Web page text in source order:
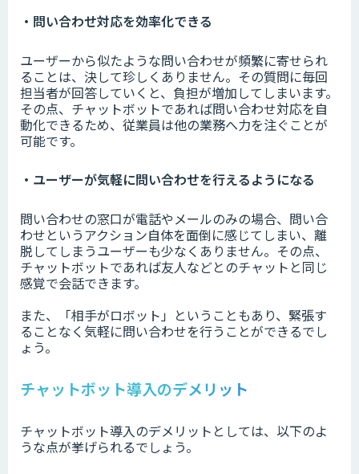
・問い合わせ対応を効率化できる
ユーザーから似たような問い合わせが頻繁に寄せられ
ることは、決して珍しくありません。その質問に毎回
担当者が回答していくと、負担が増加してしまいます。
その点、チャットボットであれば問い合わせ対応を自
動化できるため、従業員は他の業務へ力を注ぐことが
可能です。
・ユーザーが気軽に問い合わせを行えるようになる
問い合わせの窓口が電話やメールのみの場合、問い合
わせというアクション自体を面倒に感じてしまい、離
脱してしまうユーザーも少なくありません。その点、
チャットボットであれば友人などとのチャットと同じ
感覚で会話できます。
また、「相手がロボット」ということもあり、緊張す
ることなく気軽に問い合わせを行うことができるでし
ょう。
チャットボット導入のデメリット
チャットボット導入のデメリットとしては、以下のよ
うな点が挙げられるでしょう。